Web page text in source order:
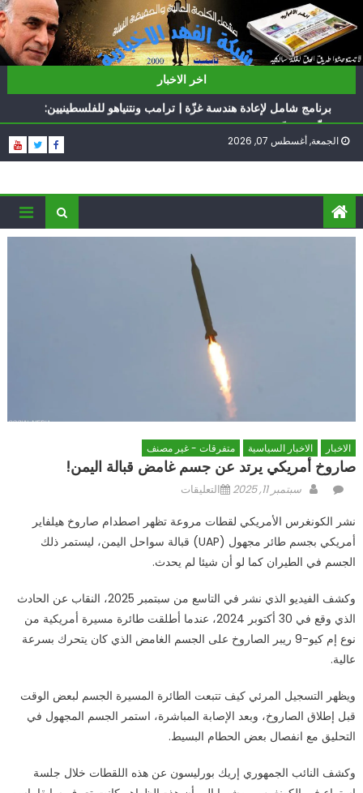
to
content
اخر الاخبار
ناشطة أمريكية يهودية تدعو الدول العربية لوقف التطبيع
أيّ تحدّيات يواجهها حزب الله؟
برنامج شامل لإعادة هندسة غزّة | ترامب ونتنياهو للفلسطينيين:
سلّموا تسلَموا
الغرب يدفن اتفاقاً وُلد ميتاً | إيران تحت العقوبات: جاهزون
ناشطة أمريكية يهودية تدعو الدول العربية لوقف التطبيع
أيّ تحدّيات يواجهها حزب الله؟
الجمعة, أغسطس 07, 2026
الاخبار الاخبار السياسية متفرقات - غير مصنف
صاروخ أمريكي يرتد عن جسم غامض قبالة اليمن!
Posted
سبتمبر 11, 2025Author التعليقاتعلى
أمريكي
يرتد
عن
غامض
قبالة
اليمن!
نشر الكونغرس الأمريكي لقطات مروعة تظهر اصطدام صاروخ هيلفاير
أمريكي بجسم طائر مجهول (UAP) قبالة سواحل اليمن، ليستمر ذلك
الجسم في الطيران كما لو أن شيئا لم يحدث.
وكشف الفيديو الذي نشر في التاسع من سبتمبر 2025، النقاب عن الحادث
الذي وقع في 30 أكتوبر 2024، عندما أطلقت طائرة مسيرة أمريكية من
نوع إم كيو-9 ريبر الصاروخ على الجسم الغامض الذي كان يتحرك بسرعة
عالية.
ويظهر التسجيل المرئي كيف تتبعت الطائرة المسيرة الجسم لبعض الوقت
قبل إطلاق الصاروخ، وبعد الإصابة المباشرة، استمر الجسم المجهول في
التحليق مع انفصال بعض الحطام البسيط.
وكشف النائب الجمهوري إريك بورليسون عن هذه اللقطات خلال جلسة